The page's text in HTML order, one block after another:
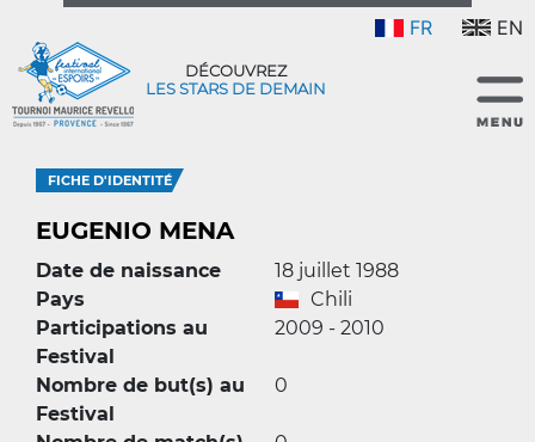
FR EN
DÉCOUVREZ
LES STARS DE DEMAIN
FICHE D'IDENTITÉ
EUGENIO MENA
Date de naissance
18 juillet 1988
Pays
Chili
Participations au
Festival
2009 - 2010
Nombre de but(s) au
Festival
0